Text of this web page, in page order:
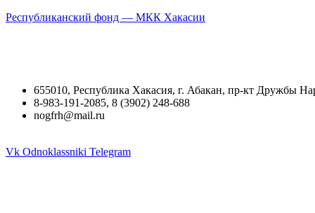
Республиканский фонд — МКК Хакасии
655010, Республика Хакасия, г. Абакан, пр-кт Дружбы
8-983-191-2085, 8 (3902) 248-688
nogfrh@mail.ru
Vk Odnoklassniki Telegram